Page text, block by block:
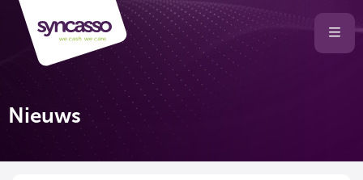
Selecteer
Nieuws